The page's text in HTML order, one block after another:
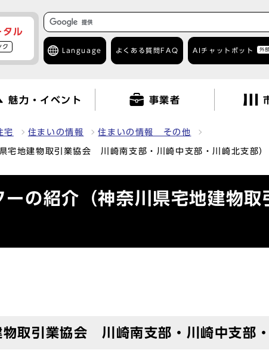
タル
ク
Language よくある質問 FAQ AIチャットボット 外
魅力・イベント 事業者
宅 住まいの情報 住まいの情報 その他
宅地建物取引業協会 川崎南支部・川崎中支部・川崎北支部）
ーの紹介（神奈川県宅地建物
物取引業協会 川崎南支部・川崎中支部